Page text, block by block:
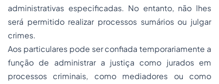
administrativas especificadas. No entanto, não lhes
será permitido realizar processos sumários ou julgar
crimes.
Aos particulares pode ser confiada temporariamente a
função de administrar a justiça como jurados em
processos criminais, como mediadores ou como